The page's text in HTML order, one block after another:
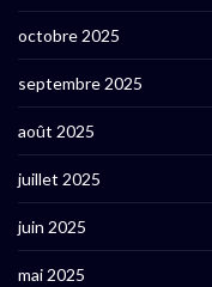
octobre 2025
septembre 2025
août 2025
juillet 2025
juin 2025
mai 2025